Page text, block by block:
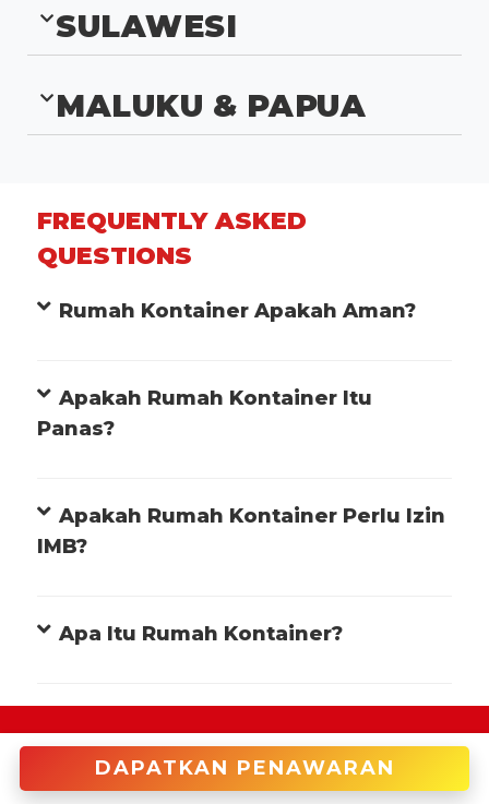
DAPATKAN PENAWARAN
SULAWESI
MALUKU & PAPUA
FREQUENTLY ASKED
QUESTIONS
Rumah Kontainer Apakah Aman?
Apakah Rumah Kontainer Itu
Panas?
Apakah Rumah Kontainer Perlu Izin
IMB?
Apa Itu Rumah Kontainer?
+622122946966 (Cakung)
enquiries@tradecorp.co.id